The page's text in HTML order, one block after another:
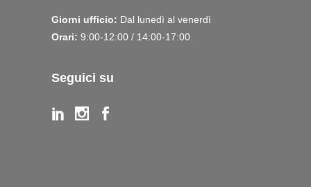
Giorni ufficio: Dal lunedì al venerdì
Orari: 9:00-12:00 / 14:00-17:00
Seguici su